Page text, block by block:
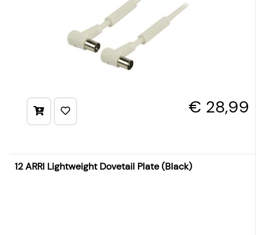
€ 28,99
12 ARRI Lightweight Dovetail Plate (Black)